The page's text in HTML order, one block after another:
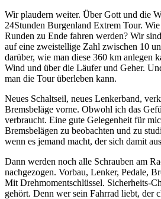
Wir plaudern weiter. Über Gott und die
24Stunden Burgenland Extrem Tour.
Runden zu Ende fahren werden? Wir
auf eine zweistellige Zahl zwischen 10
darüber, wie man diese 360 km anlegen
Wind und über die Läufer und Geher.
man die Tour überleben kann.
Neues Schaltseil, neues Lenkerband,
Bremsbeläge vorne. Obwohl ich das
verbraucht. Eine gute Gelegenheit für
Bremsbelägen zu beobachten und zu
wenn es jemand macht, der sich damit
Dann werden noch alle Schrauben am
nachgezogen. Vorbau, Lenker, Pedale,
Mit Drehmomentschlüssel. Sicherheits-
gehört. Denn wer sein Fahrrad liebt, der